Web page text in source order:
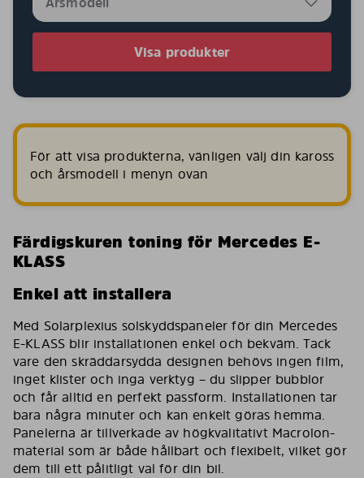
Visa produkter
För att visa produkterna, vänligen välj din kaross
och årsmodell i menyn ovan
Färdigskuren toning för Mercedes E-
KLASS
Enkel att installera
Med Solarplexius solskyddspaneler för din Mercedes
E-KLASS blir installationen enkel och bekväm. Tack
vare den skräddarsydda designen behövs ingen film,
inget klister och inga verktyg – du slipper bubblor
och får alltid en perfekt passform. Installationen tar
bara några minuter och kan enkelt göras hemma.
Panelerna är tillverkade av högkvalitativt Macrolon-
material som är både hållbart och flexibelt, vilket gör
dem till ett pålitligt val för din bil.